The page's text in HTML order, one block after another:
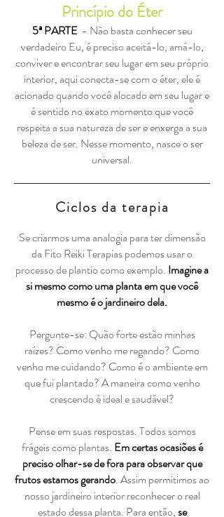
Princípio do Éter
5ª PARTE- Não basta conhecer seu
verdadeiro Eu, é preciso aceitá-lo, amá-lo,
conviver e encontrar seu lugar em seu próprio
interior, aqui conecta-se com o éter, ele é
acionado quando você alocado em seu lugar e
é sentido no exato momento que você
respeita a sua natureza de ser e enxerga a sua
beleza de ser. Nesse momento, nasce o ser
universal.
Ciclos da terapia
Se criarmos uma analogia para ter dimensão
da Fito Reiki Terapias podemos usar o
processo de plantio como exemplo. Imagine a
si mesmo como uma planta em que você
mesmo é o jardineiro dela.
Pergunte-se: Quão forte estão minhas
raízes? Como venho me regando? Como
venho me cuidando? Como é o ambiente em
que fui plantado? A maneira como venho
crescendo é ideal e saudável?
Pense em suas respostas. Todos somos
frágeis como plantas. Em certas ocasiões é
preciso olhar-se de fora para observar que
frutos estamos gerando. Assim permitimos ao
nosso jardineiro interior reconhecer o real
estado dessa planta. Para então,se